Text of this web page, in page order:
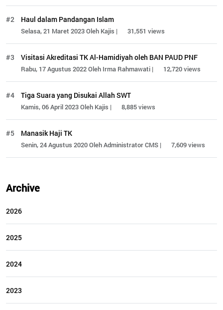
#2 Haul dalam Pandangan Islam
Selasa, 21 Maret 2023 Oleh Kajis | 31,551 views
#3 Visitasi Akreditasi TK Al-Hamidiyah oleh BAN PAUD PNF
Rabu, 17 Agustus 2022 Oleh Irma Rahmawati | 12,720 views
#4 Tiga Suara yang Disukai Allah SWT
Kamis, 06 April 2023 Oleh Kajis | 8,885 views
#5 Manasik Haji TK
Senin, 24 Agustus 2020 Oleh Administrator CMS | 7,609 views
Archive
2026
2025
2024
2023